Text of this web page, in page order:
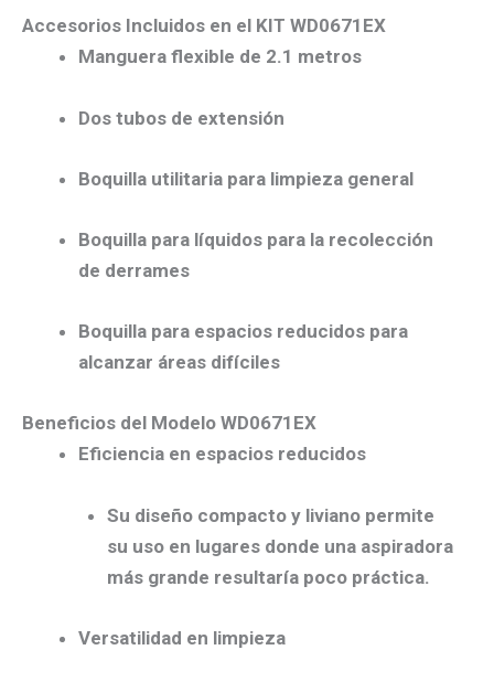
Accesorios Incluidos en el KIT WD0671EX
Manguera flexible de 2.1 metros
Dos tubos de extensión
Boquilla utilitaria para limpieza general
Boquilla para líquidos para la recolección
de derrames
Boquilla para espacios reducidos para
alcanzar áreas difíciles
Beneficios del Modelo WD0671EX
Eficiencia en espacios reducidos
Su diseño compacto y liviano permite
su uso en lugares donde una aspiradora
más grande resultaría poco práctica.
Versatilidad en limpieza